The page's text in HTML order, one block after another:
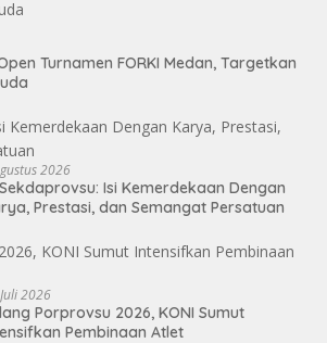
Turnamen FORKI Medan, Targetkan
2026
Isi Kemerdekaan Dengan
Prestasi, dan Semangat Persatuan
2026
Porprovsu 2026, KONI Sumut
Pembinaan Atlet